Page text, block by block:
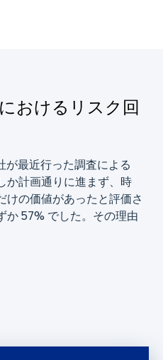
おけるリスク回
が最近行った調査による
か計画通りに進まず、時
けの価値があったと評価さ
か 57% でした。その理由